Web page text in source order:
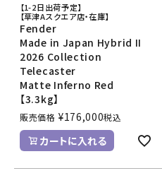
【1-2日出荷予定】
【草津Aスクエア店・在庫】
Fender
Made in Japan Hybrid II
2026 Collection
Telecaster
Matte Inferno Red
【3.3kg】
販売価格 ¥176,000税込
カートに入れる